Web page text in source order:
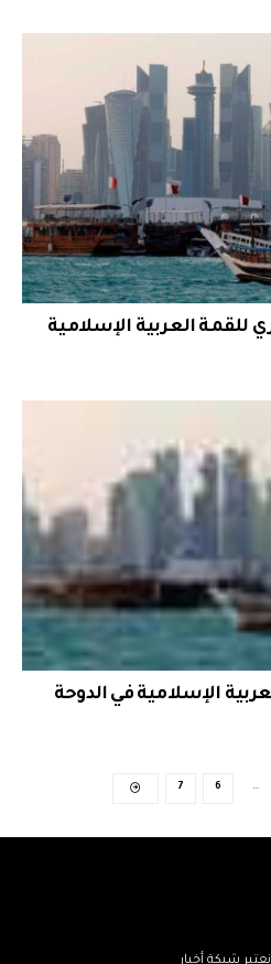
للقمة العربية الإسلامية
الإسلامية في الدوحة
…
6
7
ونعتبر شبكة أخبار